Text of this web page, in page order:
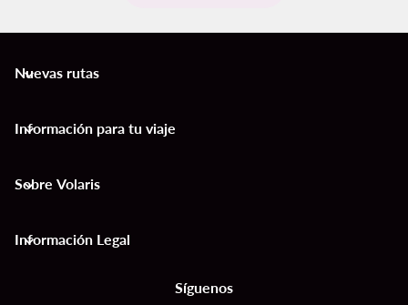
Nuevas rutas
keyboard_arrow_down
Información para tu viaje
keyboard_arrow_down
Sobre Volaris
keyboard_arrow_down
Información Legal
keyboard_arrow_down
Síguenos